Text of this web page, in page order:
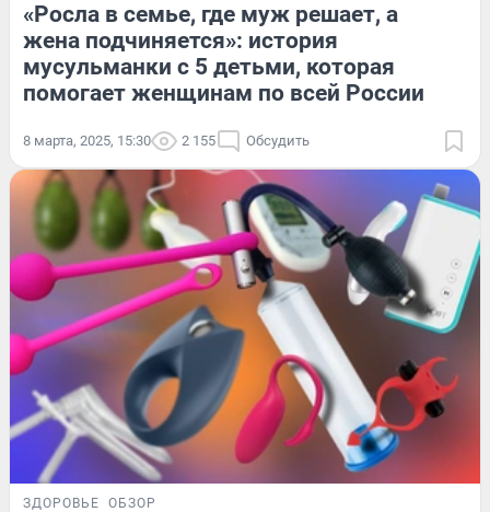
«Росла в семье, где муж решает, а
жена подчиняется»: история
мусульманки с 5 детьми, которая
помогает женщинам по всей России
8 марта, 2025, 15:30 2 155 Обсудить
ЗДОРОВЬЕ ОБЗОР